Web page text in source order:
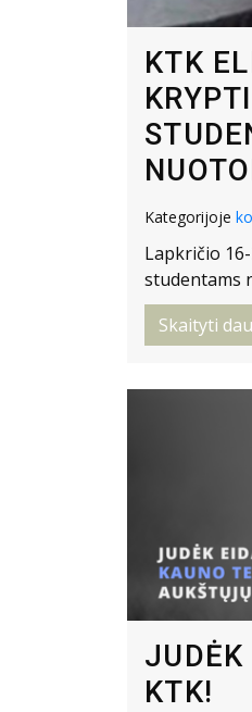
KTK
Kategorijoje
Lapkričio
studentams
Skaityti
KTK!